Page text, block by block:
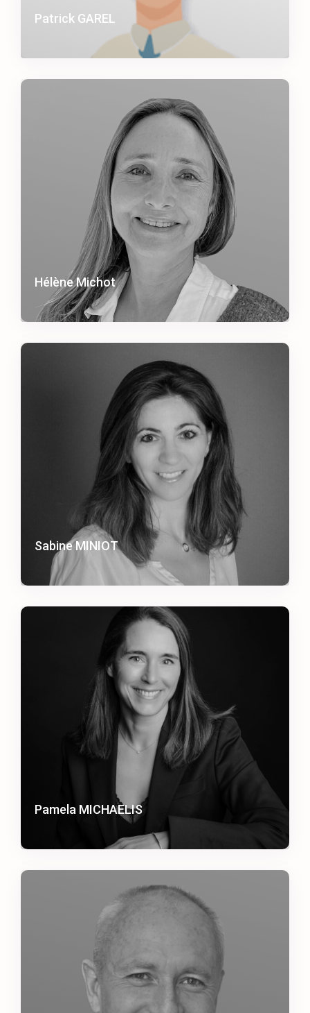
Patrick GAREL
Hélène Michot
Sabine MINIOT
Pamela MICHAELIS